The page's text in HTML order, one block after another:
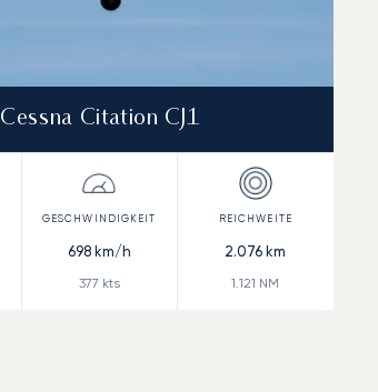
Cessna Citation CJ1
698km/h
377 kts
2.076 km
1.121 NM